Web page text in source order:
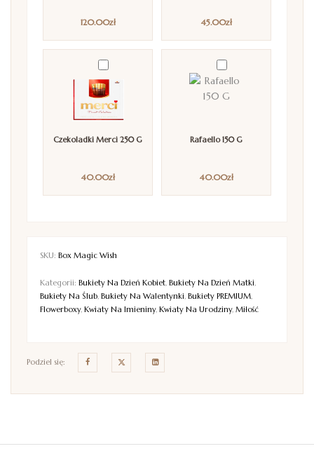
120.00zł 45.00zł
Czekoladki Merci 250 G
40.00zł
Rafaello 150 G
40.00zł
SKU: Box Magic Wish
Kategorii: Bukiety Na Dzień Kobiet, Bukiety Na Dzień Matki,
Bukiety Na Ślub, Bukiety Na Walentynki, Bukiety PREMIUM,
Flowerboxy, Kwiaty Na Imieniny, Kwiaty Na Urodziny, Miłość
Podziel się: